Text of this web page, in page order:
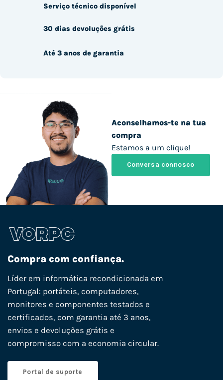
Aconselhamos-te na tua
compra
Estamos a um clique!
Conversa connosco
Serviço técnico disponível
30 dias devoluções grátis
Até 3 anos de garantia
Compra com confiança.
Líder em informática recondicionada em
Portugal: portáteis, computadores,
monitores e componentes testados e
certificados, com garantia até 3 anos,
envios e devoluções grátis e
compromisso com a economia circular.
Portal de suporte